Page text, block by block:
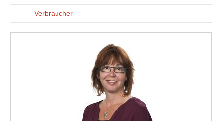
Verbraucher